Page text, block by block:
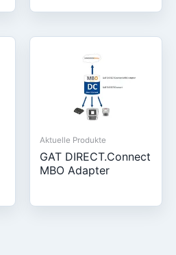
Aktuelle Produkte
GAT DIRECT.Connect
MBO Adapter